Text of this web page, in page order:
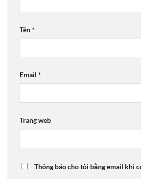
Tên*
Email *
Trang web
Thông báo cho tôi bằng email khi